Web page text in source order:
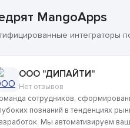
MangoApps
интеграторы
ООО "ДИПАЙТИ"
Нет отзывов
сотрудников,
познаний в тенденциях
Мы автоматизируем